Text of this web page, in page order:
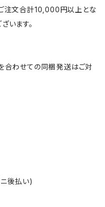
注文合計10,000円以上とな
います。
合わせての同梱発送はご対
後払い)